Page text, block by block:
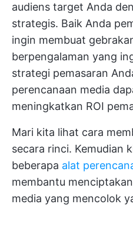
audiens target Anda
strategis. Baik Anda
ingin membuat
berpengalaman yang
strategi pemasaran
perencanaan media
meningkatkan ROI
Mari kita lihat cara
secara rinci. Kemudian
beberapa alat
membantu
media yang mencolok